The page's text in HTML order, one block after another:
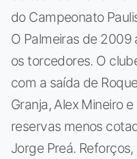
do Campeonato
O Palmeiras de
os torcedores. O
com a saída de
Granja, Alex Mineiro
reservas menos
Jorge Preá.